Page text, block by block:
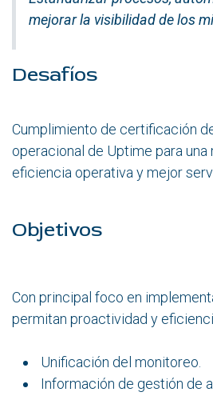
mejorar la visibilidad de los
Desafíos
Cumplimiento de certificación
operacional de Uptime para una
eficiencia operativa y mejor
Objetivos
Con principal foco en
permitan proactividad y
Unificación del monitoreo.
Información de gestión de